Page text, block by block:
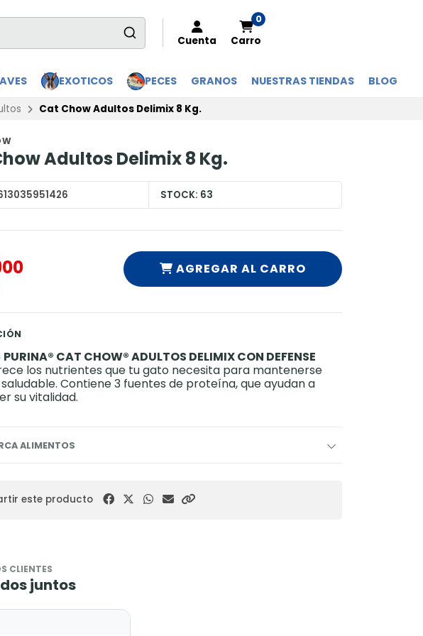
Cuenta
0
Carro
EXOTICOS PECES GRANOS NUESTRAS TIENDAS BLOG
Cat Chow Adultos Delimix 8 Kg.
Adultos Delimix 8 Kg.
STOCK: 63
AGREGAR AL CARRO
PURINA® CAT CHOW® ADULTOS DELIMIX CON DEFENSE
los nutrientes que tu gato necesita para mantenerse
Contiene 3 fuentes de proteína, que ayudan a
su vitalidad.
ALIMENTOS
este producto
CLIENTES
juntos